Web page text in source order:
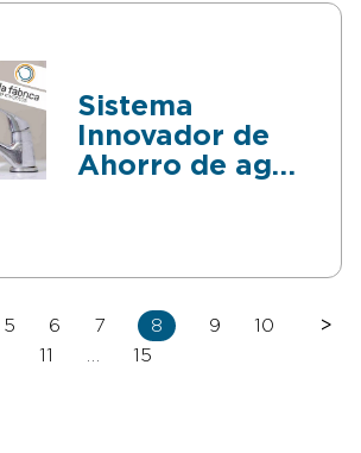
Sistema
Innovador de
Ahorro de agua
5 6 7 8 9
10
11
15
>